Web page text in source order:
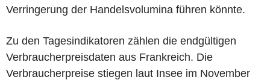
Verringerung der Handelsvolumina führen könnte.
Zu den Tagesindikatoren zählen die endgültigen
Verbraucherpreisdaten aus Frankreich. Die
Verbraucherpreise stiegen laut Insee im November